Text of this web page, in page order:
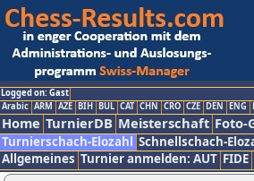
Logged on: Gast
Arabic ARM AZE BIH BUL CAT CHN CRO CZE DEN ENG
Home TurnierDB Meisterschaft Foto-
Turnierschach-Elozahl Schnellschach-
Allgemeines Turnier anmelden: AUT FIDE